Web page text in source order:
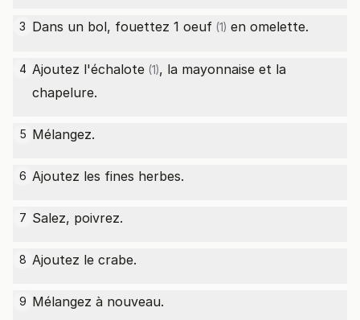
3 Dans un bol, fouettez 1 oeuf (1) en omelette.
4 Ajoutez l'échalote (1), la mayonnaise et la
chapelure.
5 Mélangez.
6 Ajoutez les fines herbes.
7 Salez, poivrez.
8 Ajoutez le crabe.
9 Mélangez à nouveau.